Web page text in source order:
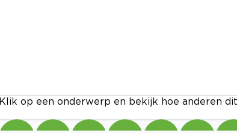
Klik op een onderwerp en bekijk hoe anderen